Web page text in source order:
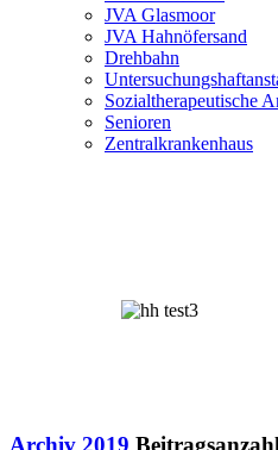
JVA Glasmoor
JVA Hahnöfersand
Drehbahn
Sozialtherapeutische
Senioren
Zentralkrankenhaus
Archiv 2019